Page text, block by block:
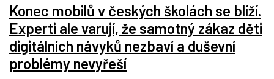
Konec mobilů v českých školách se blíží.
Experti ale varují, že samotný zákaz děti
digitálních návyků nezbaví a duševní
problémy nevyřeší